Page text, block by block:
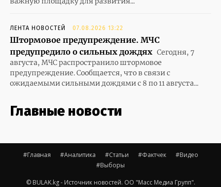
ЛЕНТА НОВОСТЕЙ 07.08.2026 13:22
Штормовое предупреждение. МЧС
предупредило о сильных дождях Сегодня, 7
августа, МЧС распространило штормовое
предупреждение. Сообщается, что в связи с
ожидаемыми сильными дождями с 8 по 11 августа...
Главные новости
#Главная #Аналитика #Статьи #Фактчек
#Видео
#Выборы
© BULAK.kg - Источник новостей. ОО "Масс Медиа Групп".